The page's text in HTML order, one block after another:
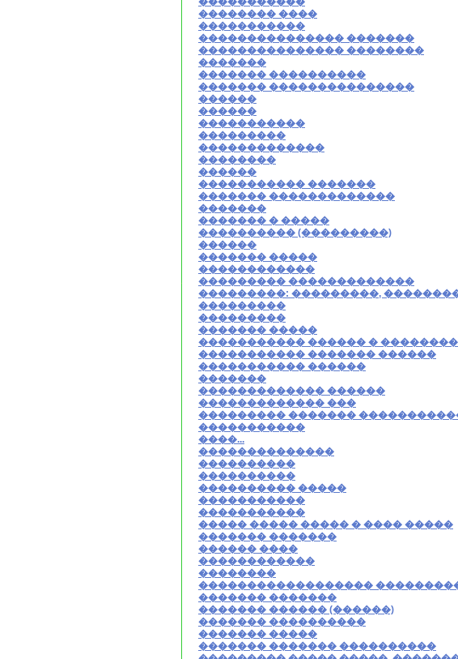
�������� ����
�����������
��������������� �������
��������������� ��������
�������
������� ����������
������� ���������������
������
������
�����������
���������
�������������
��������
������
����������� �������
������� �������������
�������
������� � �����
���������� (���������)
������
������� �����
������������
��������� �������������
���������: ���������,
���������
���������
������� �����
����������� ������ �
����������� ������� ������
����������� ������
�������
������������� ������
������������� ���
��������� �������
�����������
����...
��������������
����������
����������
���������� �����
�����������
�����������
����� ����� ����� � ���� �����
������� �������
������ ����
������������
��������
������������������
������� �������
������� ������ (������)
������� ����������
������� �����
������� ������� ����������